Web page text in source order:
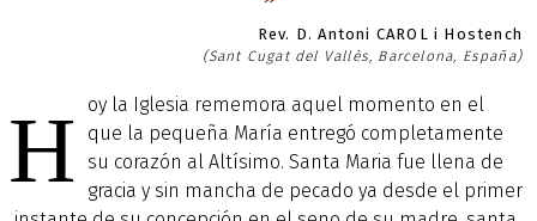
Rev. D. Antoni CAROL i Hostench
(Sant Cugat del Vallès, Barcelona, España)
H
oy la Iglesia rememora aquel momento en el
que la pequeña María entregó completamente
su corazón al Altísimo. Santa Maria fue llena de
gracia y sin mancha de pecado ya desde el primer